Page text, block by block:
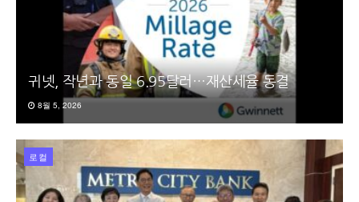
귀넷, 작년과 동일 6.95달러…재산세율 동결
8월 5, 2026
로컬